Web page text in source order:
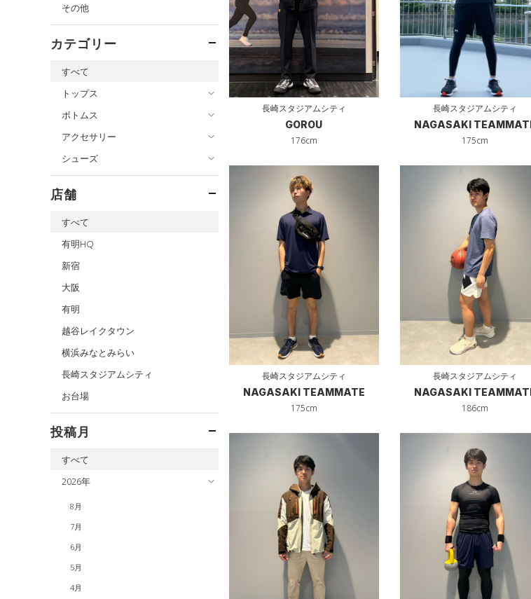
その他
カテゴリー
すべて
トップス
すべてのトップス
ベースレイヤー
Tシャツ
タンクトップ
ポロシャツ
ロングTシャツ
パーカー&トレーナー
ジャケット
ジャージ
スイムウェア
ボトムス
すべてのボトムス
レギンス&タイツ
パンツ(ロングパンツ)
スウェット＆フリース
アンダーウェア
スカート
スイムウェア
アクセサリー
すべてのアクセサリー
ショルダー＆トートバッグ
サックパック
ウェストバッグ
ダッフルバッグ
キャップ＆ビーニー
ベルト
グローブ・手袋
ネックウォーマー
タオル
ボール
イヤホン＆ヘッドホン
ウォーターボトル
その他
シューズ
スポーツシューズ
スパイク
スポーツスタイルシューズ
サンダル
店舗
すべて
有明HQ
新宿
大阪
有明
越谷レイクタウン
横浜みなとみらい
長崎スタジアムシティ
お台場
投稿月
すべて
2026年
8月
7月
6月
5月
4月
長崎スタジアムシティ
GOROU
176cm
長崎スタジアムシティ
NAGASAKI
175cm
長崎スタジアムシティ
NAGASAKI TEAMMATE
175cm
長崎スタジアムシティ
NAGASAKI
186cm